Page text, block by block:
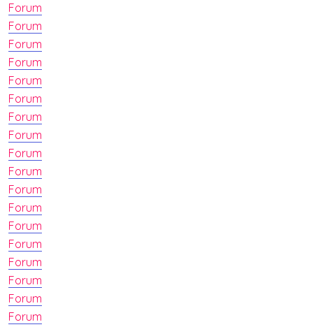
Forum
Forum
Forum
Forum
Forum
Forum
Forum
Forum
Forum
Forum
Forum
Forum
Forum
Forum
Forum
Forum
Forum
Forum